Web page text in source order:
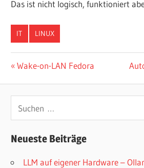
Das ist nicht logisch, funktioniert
IT LINUX
Beitragsnavigation
Vorheriger
Wake-on-LAN Fedora
nach:
Neueste Beiträge
LLM auf eigener Hardware –